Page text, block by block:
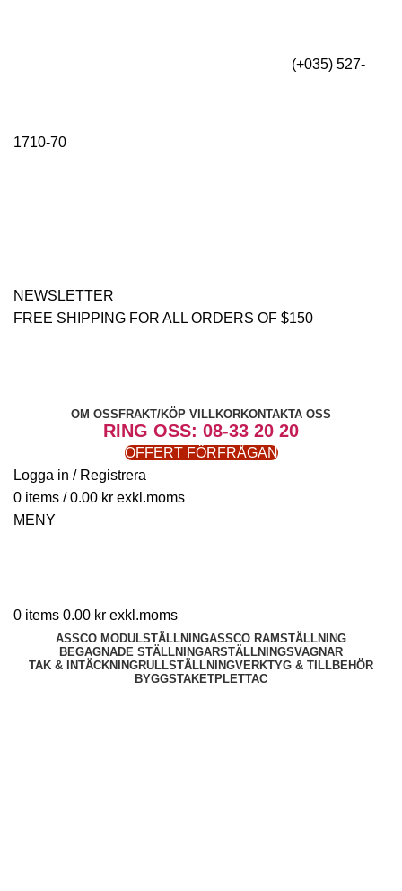
(+035) 527-
1710-70
NEWSLETTER
FREE SHIPPING FOR ALL ORDERS OF $150
OM OSS FRAKT/KÖP VILLKORKONTAKTA OSS
RING OSS: 08-33 20 20
OFFERT FÖRFRÅGAN
Logga in / Registrera
0 items / 0.00 kr
MENY
0 items 0.00 kr
ASSCO MODULSTÄLLNINGASSCO RAMSTÄLLNING
BEGAGNADE STÄLLNINGARSTÄLLNINGSVAGNAR
TAK & INTÄCKNINGRULLSTÄLLNINGVERKTYG & TILLBEHÖR
BYGGSTAKETPLETTAC